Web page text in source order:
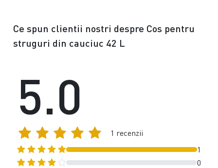
Ce spun clientii nostri despre Cos pentru
struguri din cauciuc 42 L
1
0
5.0
1 recenzii